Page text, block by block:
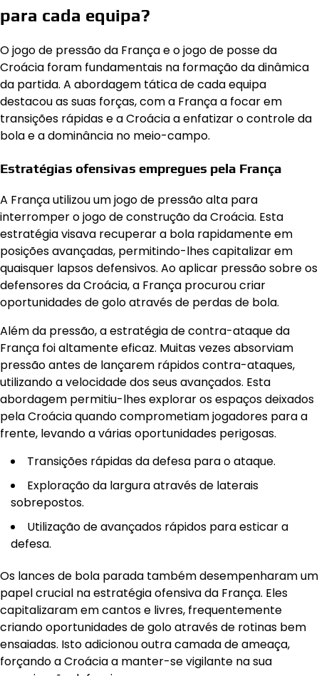
para cada equipa?
O jogo de pressão da França e o jogo de posse da
Croácia foram fundamentais na formação da dinâmica
da partida. A abordagem tática de cada equipa
destacou as suas forças, com a França a focar em
transições rápidas e a Croácia a enfatizar o controle da
bola e a dominância no meio-campo.
Estratégias ofensivas empregues pela França
A França utilizou um jogo de pressão alta para
interromper o jogo de construção da Croácia. Esta
estratégia visava recuperar a bola rapidamente em
posições avançadas, permitindo-lhes capitalizar em
quaisquer lapsos defensivos. Ao aplicar pressão sobre os
defensores da Croácia, a França procurou criar
oportunidades de golo através de perdas de bola.
Além da pressão, a estratégia de contra-ataque da
França foi altamente eficaz. Muitas vezes absorviam
pressão antes de lançarem rápidos contra-ataques,
utilizando a velocidade dos seus avançados. Esta
abordagem permitiu-lhes explorar os espaços deixados
pela Croácia quando comprometiam jogadores para a
frente, levando a várias oportunidades perigosas.
Transições rápidas da defesa para o ataque.
Exploração da largura através de laterais
sobrepostos.
Utilização de avançados rápidos para esticar a
defesa.
Os lances de bola parada também desempenharam um
papel crucial na estratégia ofensiva da França. Eles
capitalizaram em cantos e livres, frequentemente
criando oportunidades de golo através de rotinas bem
ensaiadas. Isto adicionou outra camada de ameaça,
forçando a Croácia a manter-se vigilante na sua